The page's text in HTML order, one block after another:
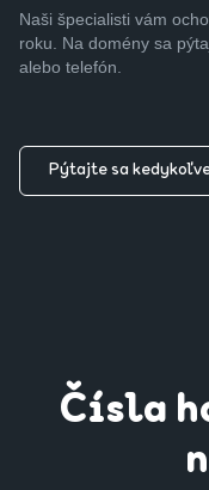
Naši špecialisti vám
roku. Na domény sa
alebo telefón.
Pýtajte sa
Čísla